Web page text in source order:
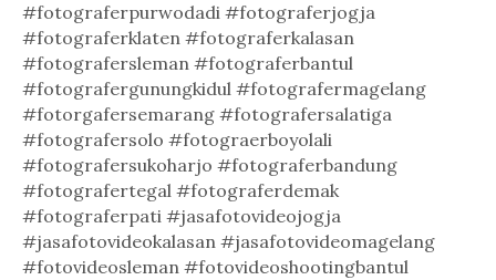
#fotograferpurwodadi #fotograferjogja
#fotograferklaten #fotograferkalasan
#fotografersleman #fotograferbantul
#fotografergunungkidul #fotografermagelang
#fotorgafersemarang #fotografersalatiga
#fotografersolo #fotograerboyolali
#fotografersukoharjo #fotograferbandung
#fotografertegal #fotograferdemak
#fotograferpati #jasafotovideojogja
#jasafotovideokalasan #jasafotovideomagelang
#fotovideosleman #fotovideoshootingbantul